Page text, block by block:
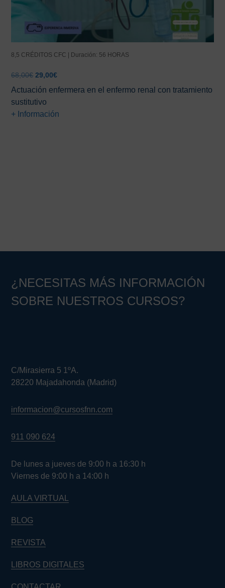
8,5 CRÉDITOS CFC | Duración: 56 HORAS
68,00€ El
precio
original
era:
68,00€.
29,00€El
actual
29,00€.
Actuación enfermera en el enfermo renal con tratamiento
sustitutivo
+ Información
¿NECESITAS MÁS INFORMACIÓN
SOBRE NUESTROS CURSOS?
C/Mirasierra 5 1ºA.
28220 Majadahonda (Madrid)
informacion@cursosfnn.com
911 090 624
De lunes a jueves de 9:00 h a 16:30 h
Viernes de 9:00 h a 14:00 h
AULA VIRTUAL
BLOG
REVISTA
LIBROS DIGITALES